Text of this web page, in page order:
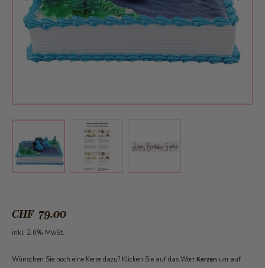
View larger imageView larger image
CHF 79.00
inkl. 2.6% MwSt.
Wünschen Sie noch eine Kerze dazu? Klicken Sie auf das Wort Kerzen um auf